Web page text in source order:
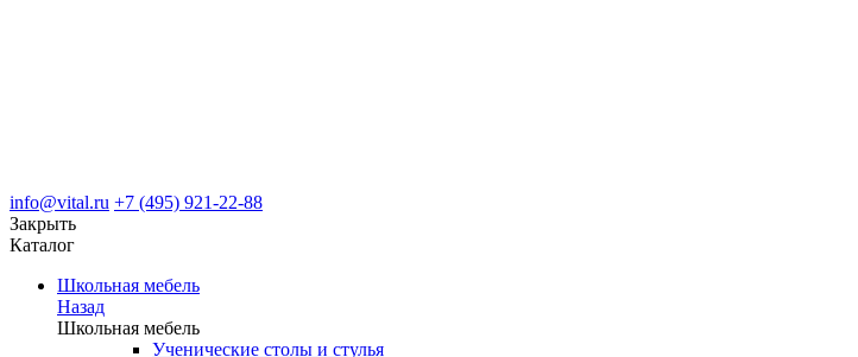
info@vital.ru +7 (495) 921-22-88
Закрыть
Каталог
Школьная мебель
Назад
Школьная мебель
Ученические столы и стулья